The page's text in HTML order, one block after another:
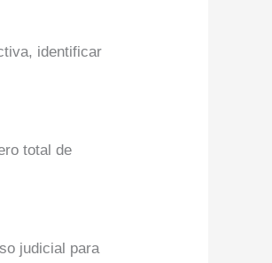
identificar
total de
judicial para